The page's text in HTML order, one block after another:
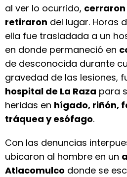
al ver lo ocurrido,
retiraron del lugar. Horas
ella fue trasladada a un
en donde permaneció en
de desconocida durante
gravedad de las lesiones,
hospital de La Raza para
heridas en hígado, riñón,
tráquea y esófago.
Con las denuncias
ubicaron al hombre en un
Atlacomulco donde se